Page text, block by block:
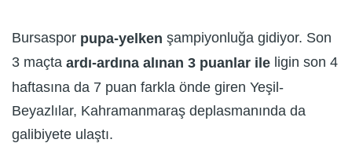
Bursaspor pupa-yelken şampiyonluğa gidiyor. Son
3 maçta ardı-ardına alınan 3 puanlar ile ligin son 4
haftasına da 7 puan farkla önde giren Yeşil-
Beyazlılar, Kahramanmaraş deplasmanında da
galibiyete ulaştı.